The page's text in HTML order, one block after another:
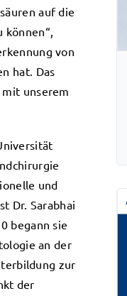
auf die
können“,
von
hat. Das
unserem
und
Dr. Sarabhai
begann sie
an der
zur
der